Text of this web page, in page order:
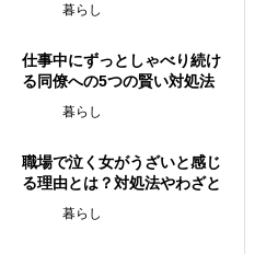
暮らし
仕事中にずっとしゃべり続け
る同僚への5つの賢い対処法
暮らし
職場で泣く女がうざいと感じ
る理由とは？対処法やわざと
なのかを解説
暮らし